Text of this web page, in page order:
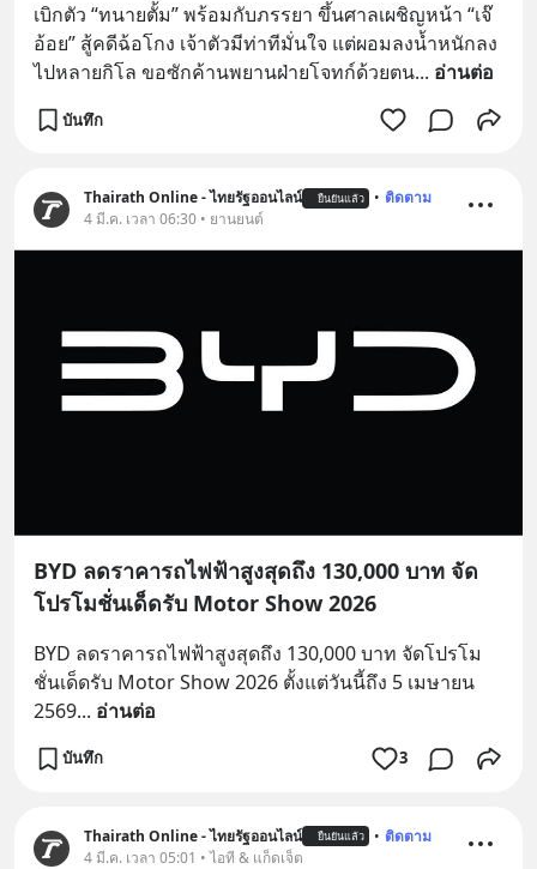
เบิกตัว “ทนายตั้ม” พร้อมกับภรรยา ขึ้นศาลเผชิญหน้า “เจ๊
อ้อย” สู้คดีฉ้อโกง เจ้าตัวมีท่าทีมั่นใจ แต่ผอมลงน้ำหนักลง
ไปหลายกิโล ขอซักค้านพยานฝ่ายโจทก์ด้วยตน... อ่านต่อ
บันทึก
Thairath Online - ไทยรัฐออนไลน์ ยืนยันแล้ว • ติดตาม
4 มี.ค. เวลา 06:30 • ยานยนต์
BYD ลดราคารถไฟฟ้าสูงสุดถึง 130,000 บาท จัด
โปรโมชั่นเด็ดรับ Motor Show 2026
BYD ลดราคารถไฟฟ้าสูงสุดถึง 130,000 บาท จัดโปรโม
ชั่นเด็ดรับ Motor Show 2026 ตั้งแต่วันนี้ถึง 5 เมษายน
2569... อ่านต่อ
บันทึก 3
Thairath Online - ไทยรัฐออนไลน์ ยืนยันแล้ว • ติดตาม
4 มี.ค. เวลา 05:01 • ไอที & แก็ดเจ็ต